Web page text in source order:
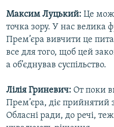
Максим Луцький: Це
точка зору. У нас велика
Прем’єра вивчити це
все для того, щоб цей
а об’єднував суспільство.
Лілія Гриневич: От поки
Прем’єра, діє прийнятий
Обласні ради, до речі,